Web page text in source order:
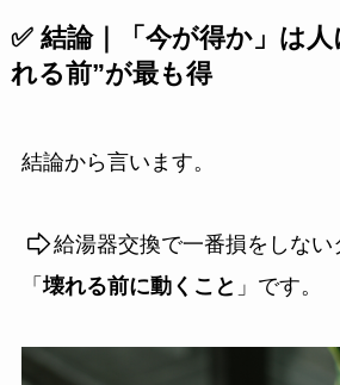
✅ 結論｜「今が得か」は
れる前”が最も得
結論から言います。
給湯器交換で一番損をしない
「壊れる前に動くこと 」です。